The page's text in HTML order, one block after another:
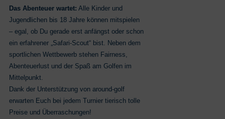
Das Abenteuer wartet: Alle Kinder und
Jugendlichen bis 18 Jahre können mitspielen
– egal, ob Du gerade erst anfängst oder schon
ein erfahrener „Safari-Scout“ bist. Neben dem
sportlichen Wettbewerb stehen Fairness,
Abenteuerlust und der Spaß am Golfen im
Mittelpunkt.
Dank der Unterstützung von around-golf
erwarten Euch bei jedem Turnier tierisch tolle
Preise und Überraschungen!